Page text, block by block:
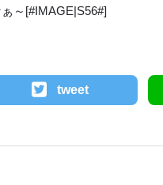
～[#IMAGE|S56#]
tweet